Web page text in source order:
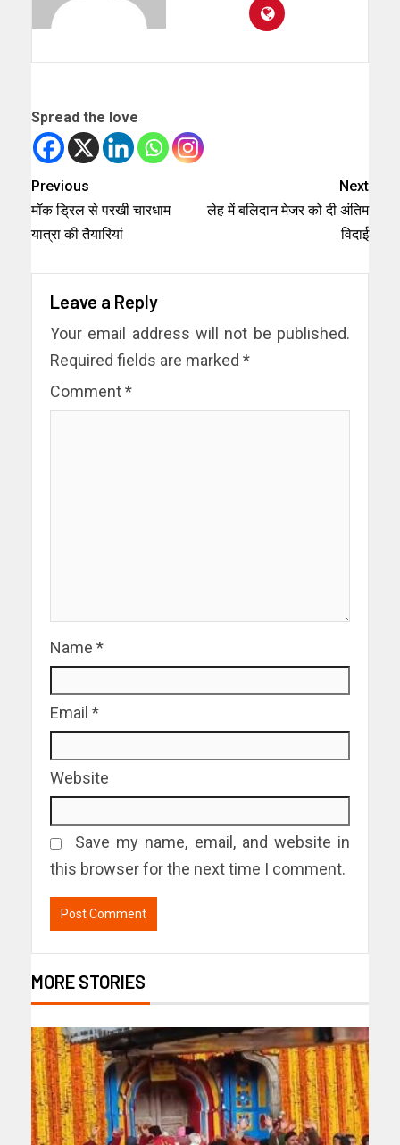
Spread the love
Previous
मॉक ड्रिल से परखी चारधाम
यात्रा की तैयारियां
Next
लेह में बलिदान मेजर को दी अंतिम
विदाई
Leave a Reply
Your email address will not be published.
Required fields are marked *
Comment*
Name *
Email *
Website
Save my name, email, and website in
this browser for the next time I comment.
MORE STORIES